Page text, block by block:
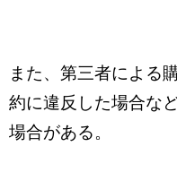
また、第三者による
約に違反した場合な
場合がある。